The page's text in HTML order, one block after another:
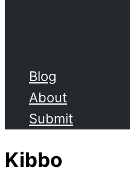
Blog
About
Submit
Kibbo